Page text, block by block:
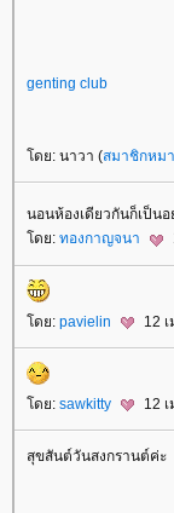
genting club
ดย: นาวา (สมาชิกหม
นอนห้องเดียวกันก็เป็น
ดย: ทองกาญจนา
ดย: pavielin 12
ดย: sawkitty 12
สุขสันต์วันสงกรานต์ค่ะ